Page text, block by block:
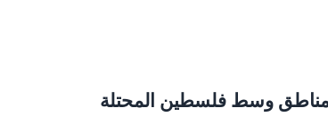
وسط فلسطين المحتلة